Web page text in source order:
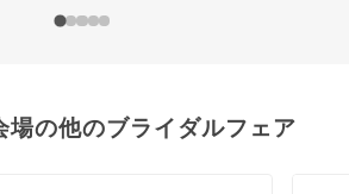
場の他のブライダルフェア